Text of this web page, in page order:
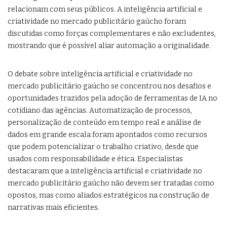
relacionam com seus públicos. A inteligência artificial e
criatividade no mercado publicitário gaúcho foram
discutidas como forças complementares e não excludentes,
mostrando que é possível aliar automação a originalidade.
O debate sobre inteligência artificial e criatividade no
mercado publicitário gaúcho se concentrou nos desafios e
oportunidades trazidos pela adoção de ferramentas de IA no
cotidiano das agências. Automatização de processos,
personalização de conteúdo em tempo real e análise de
dados em grande escala foram apontados como recursos
que podem potencializar o trabalho criativo, desde que
usados com responsabilidade e ética. Especialistas
destacaram que a inteligência artificial e criatividade no
mercado publicitário gaúcho não devem ser tratadas como
opostos, mas como aliados estratégicos na construção de
narrativas mais eficientes.